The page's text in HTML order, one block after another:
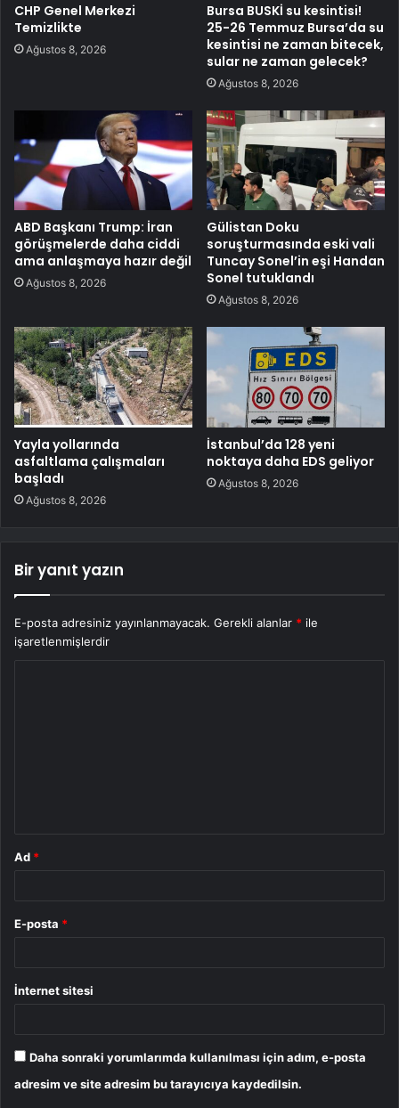
CHP Genel Merkezi
Temizlikte
Ağustos 8, 2026
Bursa BUSKİ su kesintisi!
25-26 Temmuz Bursa’da su
kesintisi ne zaman bitecek,
sular ne zaman gelecek?
Ağustos 8, 2026
ABD Başkanı Trump: İran
görüşmelerde daha ciddi
ama anlaşmaya hazır değil
Ağustos 8, 2026
Gülistan Doku
soruşturmasında eski vali
Tuncay Sonel’in eşi Handan
Sonel tutuklandı
Ağustos 8, 2026
Yayla yollarında
asfaltlama çalışmaları
başladı
Ağustos 8, 2026
İstanbul’da 128 yeni
noktaya daha EDS geliyor
Ağustos 8, 2026
Bir yanıt yazın
E-posta adresiniz yayınlanmayacak. Gerekli alanlar * ile
işaretlenmişlerdir
Ad *
E-posta *
İnternet sitesi
Daha sonraki yorumlarımda kullanılması için adım, e-posta
adresim ve site adresim bu tarayıcıya kaydedilsin.